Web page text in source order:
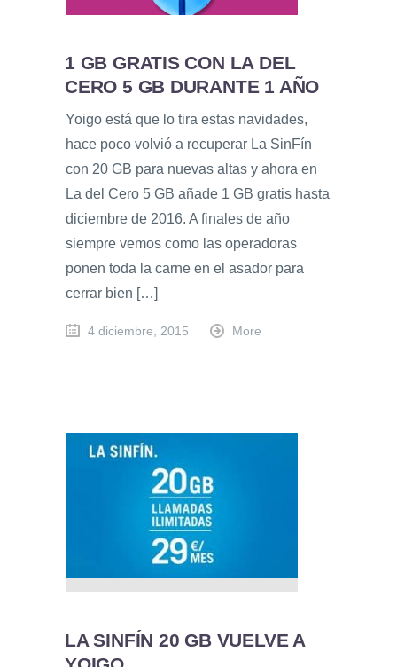
1 GB GRATIS CON LA DEL
CERO 5 GB DURANTE 1 AÑO
Yoigo está que lo tira estas navidades,
hace poco volvió a recuperar La SinFín
con 20 GB para nuevas altas y ahora en
La del Cero 5 GB añade 1 GB gratis hasta
diciembre de 2016. A finales de año
siempre vemos como las operadoras
ponen toda la carne en el asador para
cerrar bien […]
4 diciembre, 2015 More
LA SINFÍN 20 GB VUELVE A